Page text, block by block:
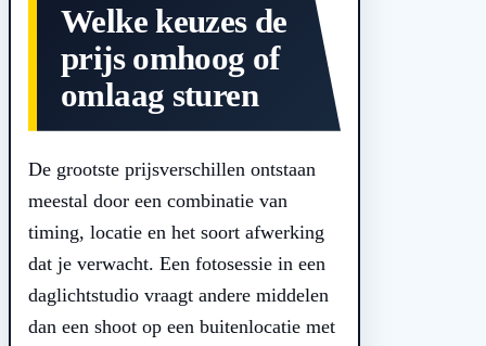
Welke keuzes de
prijs omhoog of
omlaag sturen
De grootste prijsverschillen ontstaan
meestal door een combinatie van
timing, locatie en het soort afwerking
dat je verwacht. Een fotosessie in een
daglichtstudio vraagt andere middelen
dan een shoot op een buitenlocatie met